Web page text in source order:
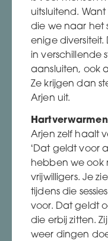
uitsluitend.
die we naar het
enige
in verschillende
aansluiten, ook
Ze krijgen dan
Arjen uit.
Arjen zelf haalt
‘Dat geldt voor
hebben we ook
vrijwilligers. Je
tijdens die
voor. Dat geldt
die erbij zitten.
weer dingen